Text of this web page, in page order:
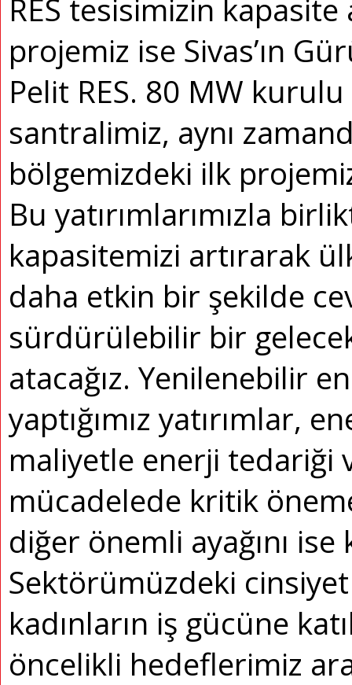
RES tesisimizin kapasite
projemiz ise Sivas’ın
Pelit RES. 80 MW
santralimiz, aynı
bölgemizdeki ilk
Bu yatırımlarımızla
kapasitemizi artırarak
daha etkin bir şekilde
sürdürülebilir bir
atacağız. Yenilenebilir
yaptığımız yatırımlar,
maliyetle enerji tedariği
mücadelede kritik
diğer önemli ayağını ise
Sektörümüzdeki
kadınların iş gücüne
öncelikli hedeflerimiz